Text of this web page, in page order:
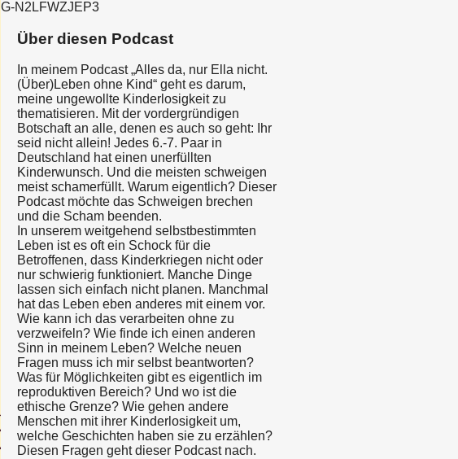
G-N2LFWZJEP3
Über diesen Podcast
In meinem Podcast „Alles da, nur Ella nicht.
(Über)Leben ohne Kind“ geht es darum,
meine ungewollte Kinderlosigkeit zu
thematisieren. Mit der vordergründigen
Botschaft an alle, denen es auch so geht: Ihr
seid nicht allein! Jedes 6.-7. Paar in
Deutschland hat einen unerfüllten
Kinderwunsch. Und die meisten schweigen
meist schamerfüllt. Warum eigentlich? Dieser
Podcast möchte das Schweigen brechen
und die Scham beenden.
In unserem weitgehend selbstbestimmten
Leben ist es oft ein Schock für die
Betroffenen, dass Kinderkriegen nicht oder
nur schwierig funktioniert. Manche Dinge
lassen sich einfach nicht planen. Manchmal
hat das Leben eben anderes mit einem vor.
Wie kann ich das verarbeiten ohne zu
verzweifeln? Wie finde ich einen anderen
Sinn in meinem Leben? Welche neuen
Fragen muss ich mir selbst beantworten?
Was für Möglichkeiten gibt es eigentlich im
reproduktiven Bereich? Und wo ist die
ethische Grenze? Wie gehen andere
Menschen mit ihrer Kinderlosigkeit um,
welche Geschichten haben sie zu erzählen?
Diesen Fragen geht dieser Podcast nach.